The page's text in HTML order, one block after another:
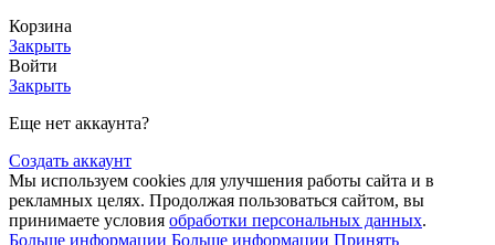
Корзина
Закрыть
Войти
Закрыть
Еще нет аккаунта?
Создать аккаунт
Мы используем cookies для улучшения работы сайта и в
рекламных целях. Продолжая пользоваться сайтом, вы
принимаете условия обработки персональных данных.
Больше информации Больше информации Принять